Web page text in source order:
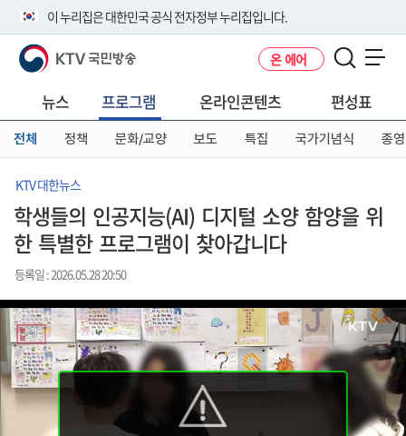
이 누리집은 대한민국 공식 전자정부 누리집입니다.
공식 누리집 주소 확인하기
니다.
이밖에 or.kr 또는 .kr등 다른 도메인 주소를 사용하고 있다면 아래 URL에
서 도메인 주소를 확인해 보세요
KTV 국민방송 온 에어
뉴스 프로그램 온라인콘텐츠 편성표
전체 정책 문화/교양 보도 특집 국가기념식 종영
KTV 대한뉴스
학생들의 인공지능(AI) 디지털 소양 함양을 위
한 특별한 프로그램이 찾아갑니다
등록일 : 2026.05.28 20:50